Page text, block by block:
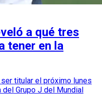
a qué tres
tener en la
titular el próximo lunes
Grupo J del Mundial